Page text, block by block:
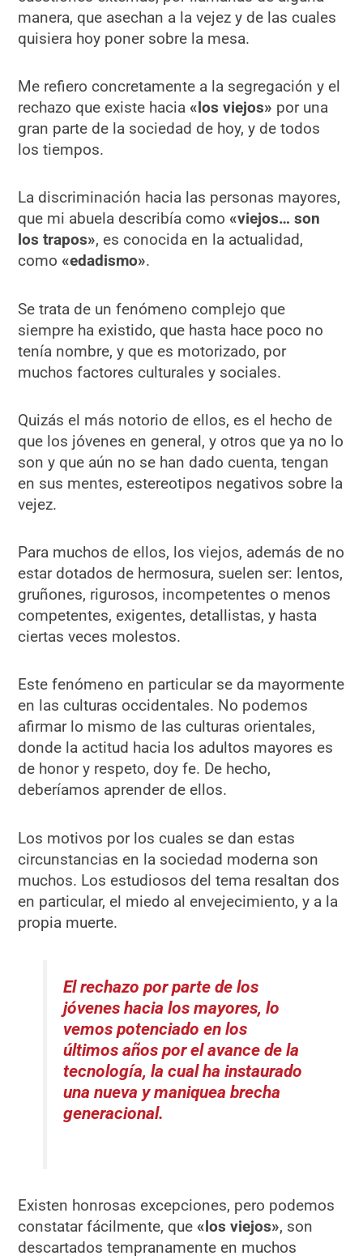
manera, que asechan a la vejez y de las cuales
quisiera hoy poner sobre la mesa.
Me refiero concretamente a la segregación y el
rechazo que existe hacia «los viejos» por una
gran parte de la sociedad de hoy, y de todos
los tiempos.
La discriminación hacia las personas mayores,
que mi abuela describía como «viejos… son
los trapos», es conocida en la actualidad,
como «edadismo».
Se trata de un fenómeno complejo que
siempre ha existido, que hasta hace poco no
tenía nombre, y que es motorizado, por
muchos factores culturales y sociales.
Quizás el más notorio de ellos, es el hecho de
que los jóvenes en general, y otros que ya no lo
son y que aún no se han dado cuenta, tengan
en sus mentes, estereotipos negativos sobre la
vejez.
Para muchos de ellos, los viejos, además de no
estar dotados de hermosura, suelen ser: lentos,
gruñones, rigurosos, incompetentes o menos
competentes, exigentes, detallistas, y hasta
ciertas veces molestos.
Este fenómeno en particular se da mayormente
en las culturas occidentales. No podemos
afirmar lo mismo de las culturas orientales,
donde la actitud hacia los adultos mayores es
de honor y respeto, doy fe. De hecho,
deberíamos aprender de ellos.
Los motivos por los cuales se dan estas
circunstancias en la sociedad moderna son
muchos. Los estudiosos del tema resaltan dos
en particular, el miedo al envejecimiento, y a la
propia muerte.
El rechazo por parte de los
jóvenes hacia los mayores, lo
vemos potenciado en los
últimos años por el avance de la
tecnología, la cual ha instaurado
una nueva y maniquea brecha
generacional.
Existen honrosas excepciones, pero podemos
constatar fácilmente, que «los viejos», son
descartados tempranamente en muchos